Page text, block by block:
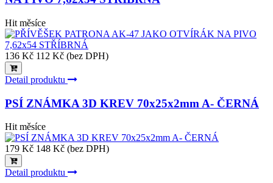
Hit měsíce
136 Kč 112 Kč (bez DPH)
Detail produktu
PSÍ ZNÁMKA 3D KREV 70x25x2mm A- ČERNÁ
Hit měsíce
179 Kč 148 Kč (bez DPH)
Detail produktu